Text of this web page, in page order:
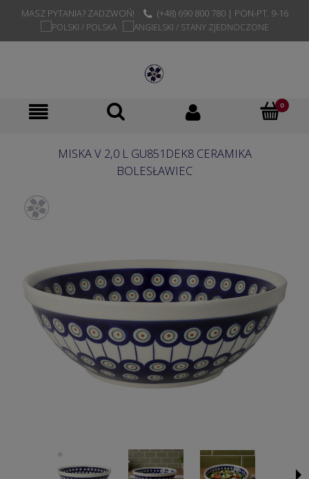
MASZ PYTANIA? ZADZWOŃ! (+48) 690 800 780 | PON-PT. 9-16
MISKA V 2,0 L GU851DEK8 CERAMIKA
BOLESŁAWIEC